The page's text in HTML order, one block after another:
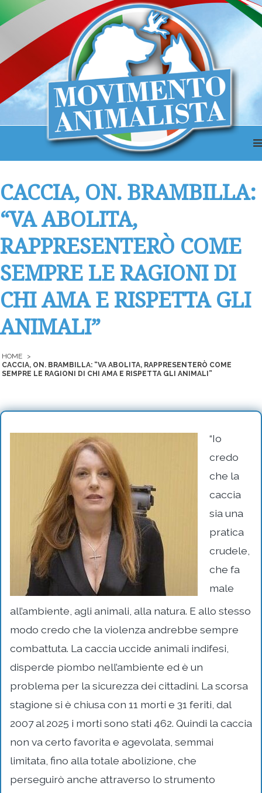
CACCIA, ON. BRAMBILLA:
“VA ABOLITA,
RAPPRESENTERÒ COME
SEMPRE LE RAGIONI DI
CHI AMA E RISPETTA GLI
ANIMALI”
HOME
>
CACCIA, ON. BRAMBILLA: “VA ABOLITA, RAPPRESENTERÒ COME
SEMPRE LE RAGIONI DI CHI AMA E RISPETTA GLI ANIMALI”
“Io
credo
che la
caccia
sia una
pratica
crudele,
che fa
male
all’ambiente, agli animali, alla natura. E allo stesso
modo credo che la violenza andrebbe sempre
combattuta. La caccia uccide animali indifesi,
disperde piombo nell’ambiente ed è un
problema per la sicurezza dei cittadini. La scorsa
stagione si è chiusa con 11 morti e 31 feriti, dal
2007 al 2025 i morti sono stati 462. Quindi la caccia
non va certo favorita e agevolata, semmai
limitata, fino alla totale abolizione, che
perseguirò anche attraverso lo strumento